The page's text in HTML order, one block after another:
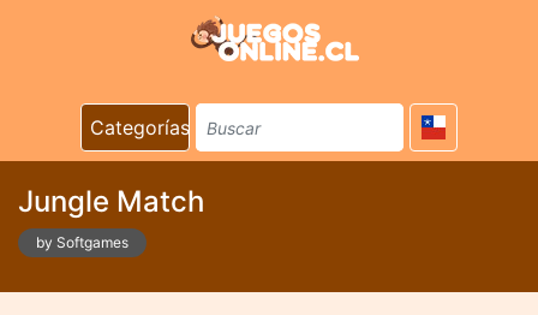
Categorías
Jungle Match
by Softgames